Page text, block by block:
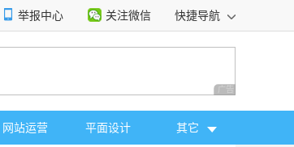
举报中心 关注微信 快捷导航
广告 商业广告，理
网站运营 平面设计 其它